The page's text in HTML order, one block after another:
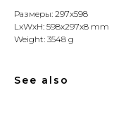
Размеры: 297x598
LxWxH: 598x297x8 mm
Weight: 3548 g
See also